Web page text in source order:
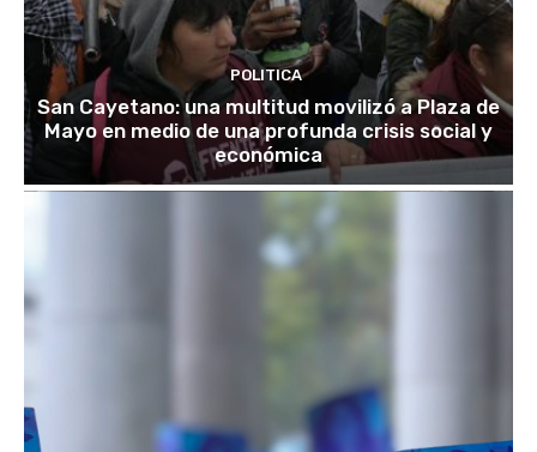
POLITICA
San Cayetano: una multitud movilizó a Plaza de
Mayo en medio de una profunda crisis social y
económica